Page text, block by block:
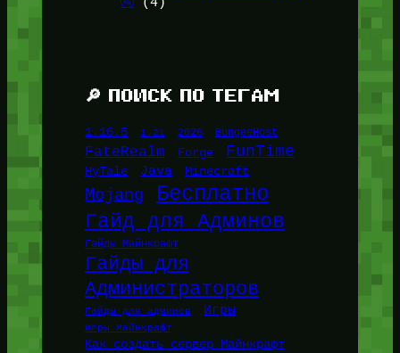
🔎 ПОИСК ПО ТЕГАМ
1.16.5 1.21 2026 BungeeHost
FateRealm Forge FunTime
HyTale Java Minecraft
Mojang Бесплатно
Гайд для Админов
Гайды Майнкрафт
Гайды для
Администраторов
Гайды для админов Игры
Игры Майнкрафт
Как создать сервер Майнкрафт